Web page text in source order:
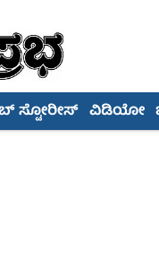
ಸ್ಟೋರೀಸ್ ವಿಡಿಯೋ